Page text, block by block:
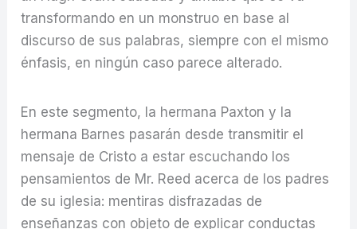
transformando en un monstruo en base al
discurso de sus palabras, siempre con el mismo
énfasis, en ningún caso parece alterado.
En este segmento, la hermana Paxton y la
hermana Barnes pasarán desde transmitir el
mensaje de Cristo a estar escuchando los
pensamientos de Mr. Reed acerca de los padres
de su iglesia: mentiras disfrazadas de
enseñanzas con objeto de explicar conductas